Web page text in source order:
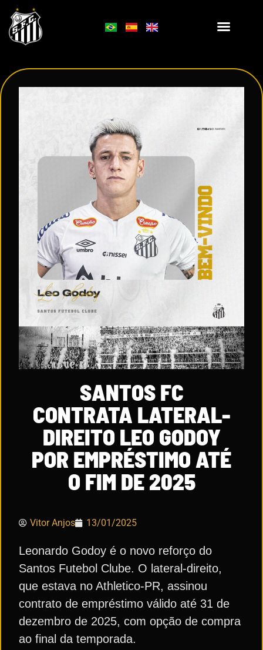
SANTOS FC
CONTRATA LATERAL-
DIREITO LEO GODOY
POR EMPRÉSTIMO ATÉ
O FIM DE 2025
Vitor Anjos 13/01/2025
Leonardo Godoy é o novo reforço do
Santos Futebol Clube. O lateral-direito,
que estava no Athletico-PR, assinou
contrato de empréstimo válido até 31 de
dezembro de 2025, com opção de compra
ao final da temporada.